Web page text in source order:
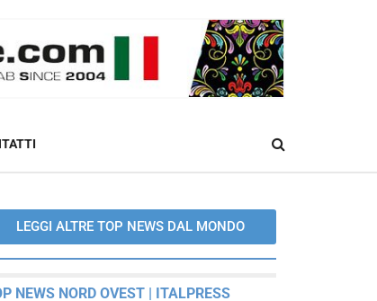
LEGGI ALTRE TOP NEWS DAL MONDO
NEWS NORD OVEST | ITALPRESS